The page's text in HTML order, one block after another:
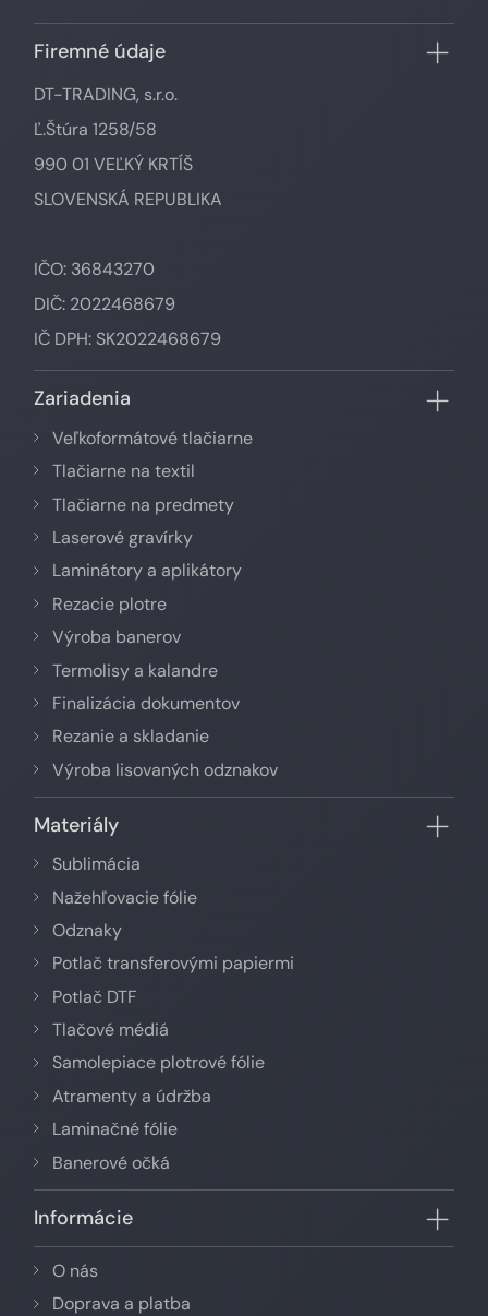
Firemné údaje
DT-TRADING, s.r.o.
Ľ.Štúra 1258/58
990 01 VEĽKÝ KRTÍŠ
SLOVENSKÁ REPUBLIKA
IČO: 36843270
DIČ: 2022468679
IČ DPH: SK2022468679
Zariadenia
Veľkoformátové tlačiarne
Tlačiarne na textil
Tlačiarne na predmety
Laserové gravírky
Laminátory a aplikátory
Rezacie plotre
Výroba banerov
Termolisy a kalandre
Finalizácia dokumentov
Rezanie a skladanie
Výroba lisovaných odznakov
Materiály
Sublimácia
Nažehľovacie fólie
Odznaky
Potlač transferovými papiermi
Potlač DTF
Tlačové médiá
Samolepiace plotrové fólie
Atramenty a údržba
Laminačné fólie
Banerové očká
Informácie
O nás
Doprava a platba